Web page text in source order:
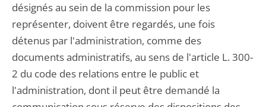
désignés au sein de la commission pour les
représenter, doivent être regardés, une fois
détenus par l'administration, comme des
documents administratifs, au sens de l'article L. 300-
2 du code des relations entre le public et
l'administration, dont il peut être demandé la